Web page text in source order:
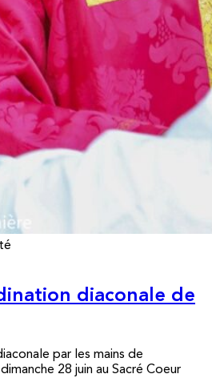
diaconale de
par les mains de
28 juin au Sacré Coeur